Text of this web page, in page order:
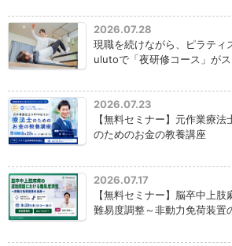
2026.07.28
現職を続けながら、ピラティ
ulutoで「夜研修コース」がス
2026.07.23
【無料セミナー】元作業療
のためのお金の教養講座
2026.07.17
【無料セミナー】脳卒中上
難易度調整～非動力免荷装置